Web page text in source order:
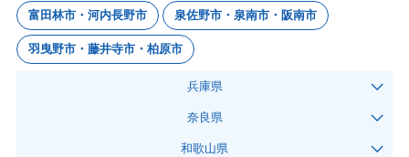
富田林市・河内長野市 泉佐野市・泉南市・阪南市
羽曳野市・藤井寺市・柏原市
兵庫県
奈良県
和歌山県